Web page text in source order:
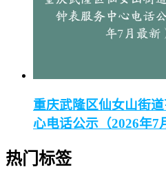
重庆武隆区仙女山街
心电话公示（2026年7
热门标签